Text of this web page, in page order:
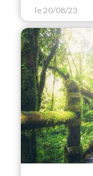
le 20/08/23